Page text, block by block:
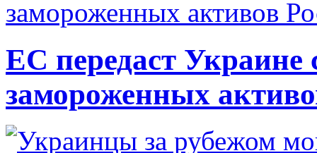
ЕС передаст Украине
замороженных